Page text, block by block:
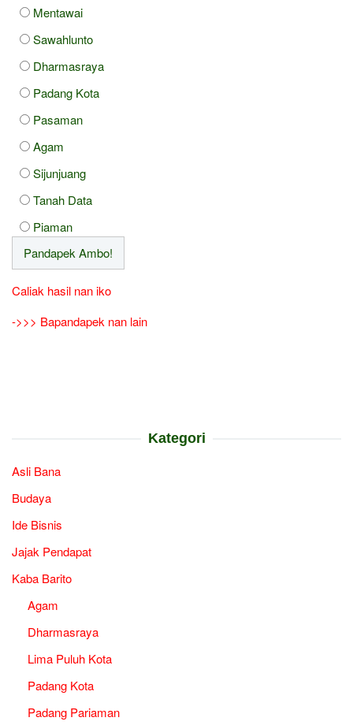
Mentawai
Sawahlunto
Dharmasraya
Padang Kota
Pasaman
Agam
Sijunjuang
Tanah Data
Piaman
Caliak hasil nan iko
->>> Bapandapek nan lain
Kategori
Asli Bana
Budaya
Ide Bisnis
Jajak Pendapat
Kaba Barito
Agam
Dharmasraya
Lima Puluh Kota
Padang Kota
Padang Pariaman